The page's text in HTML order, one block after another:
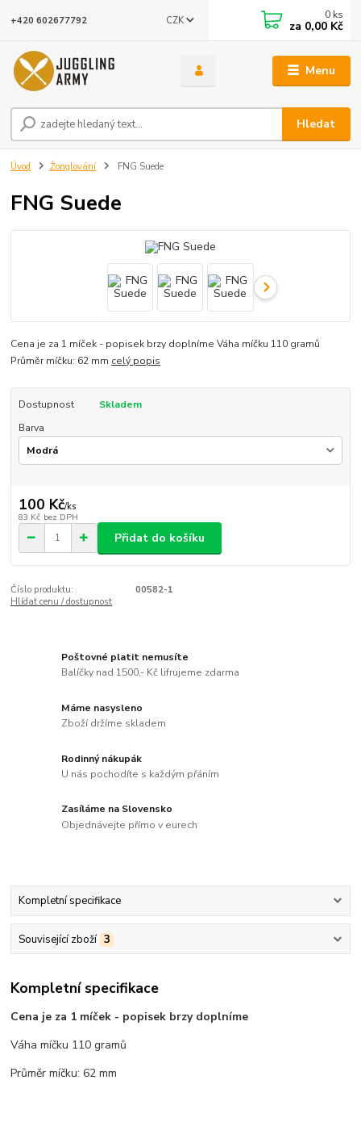
Menu
CZK
Hledat
+420 602677792 0 ks
za 0,00 Kč
Úvod Žonglování FNG Suede
FNG Suede
Cena je za 1 míček - popisek brzy doplníme Váha míčku 110 gramů
Průměr míčku: 62 mm celý popis
Dostupnost
Skladem
Barva
100 Kč/ks
83 Kč bez DPH
Přidat do košíku
Číslo produktu:
00582-1
Hlídat cenu / dostupnost
Poštovné platit nemusíte
Balíčky nad 1500,- Kč lifrujeme zdarma
Máme nasysleno
Zboží držíme skladem
Rodinný nákupák
U nás pochodíte s každým přáním
Zasíláme na Slovensko
Objednávejte přímo v eurech
Kompletní specifikace
Související zboží 3
Kompletní specifikace
Cena je za 1 míček - popisek brzy doplníme
Váha míčku 110 gramů
Průměr míčku: 62 mm